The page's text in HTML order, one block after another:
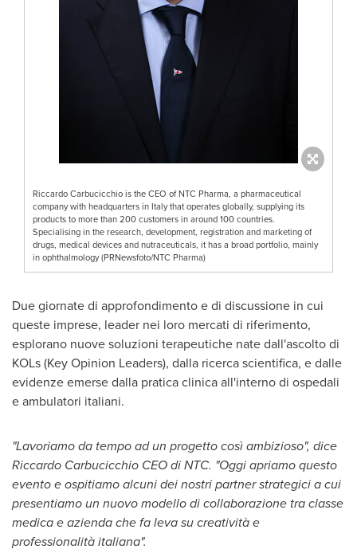
Riccardo Carbucicchio is the CEO of NTC Pharma, a pharmaceutical
company with headquarters in Italy that operates globally, supplying its
products to more than 200 customers in around 100 countries.
Specialising in the research, development, registration and marketing of
drugs, medical devices and nutraceuticals, it has a broad portfolio, mainly
in ophthalmology (PRNewsfoto/NTC Pharma)
Due giornate di approfondimento e di discussione in cui
queste imprese, leader nei loro mercati di riferimento,
esplorano nuove soluzioni terapeutiche nate dall'ascolto di
KOLs (Key Opinion Leaders), dalla ricerca scientifica, e dalle
evidenze emerse dalla pratica clinica all'interno di ospedali
e ambulatori italiani.
"Lavoriamo da tempo ad un progetto così ambizioso", dice
Riccardo Carbucicchio CEOdi NTC. "Oggi apriamo questo
evento e ospitiamo alcuni dei nostri partner strategici a cui
presentiamo un nuovo modello di collaborazione tra classe
medica e azienda che fa leva su creatività e
professionalità italiana".